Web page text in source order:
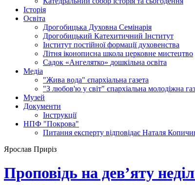
Історія
Освіта
Дрогобицька Духовна Семінарія
Дрогобицький Катехитичний Інститут
Інститут постійної формації духовенства
Літня іконописна школа церковне мистецтво
Садок «Ангелятко» дошкільна освіта
Медіа
"Жива вода" єпархіальна газета
"З любов'ю у світ" єпархіальна молодіжна
Музей
Документи
Інструкції
НПФ "Покрова"
Питання експерту відповідає Наталя
Ярослав Приріз
Проповідь на дев’яту